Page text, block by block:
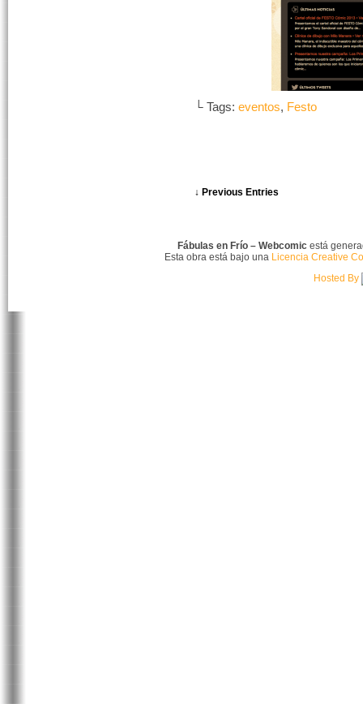
└ Tags: eventos, Festo
↓ Previous Entries
Fábulas en Frío – Webcomicestá
Esta obra está bajo una Licencia Creative
Hosted By